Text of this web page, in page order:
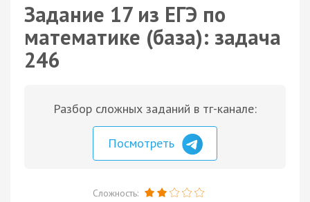
Задание 17 из ЕГЭ по
математике (база): задача
246
Разбор сложных заданий в тг-канале:
Посмотреть
Сложность: